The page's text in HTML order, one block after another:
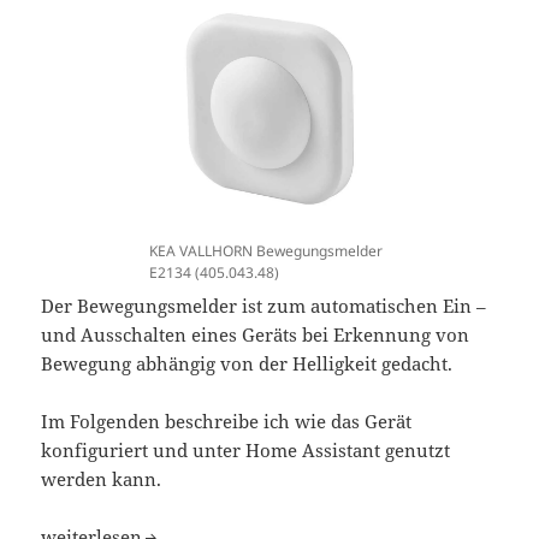
KEA VALLHORN Bewegungsmelder
E2134 (405.043.48)
Der Bewegungsmelder ist zum automatischen Ein –
und Ausschalten eines Geräts bei Erkennung von
Bewegung abhängig von der Helligkeit gedacht.
Im Folgenden beschreibe ich wie das Gerät
konfiguriert und unter Home Assistant genutzt
werden kann.